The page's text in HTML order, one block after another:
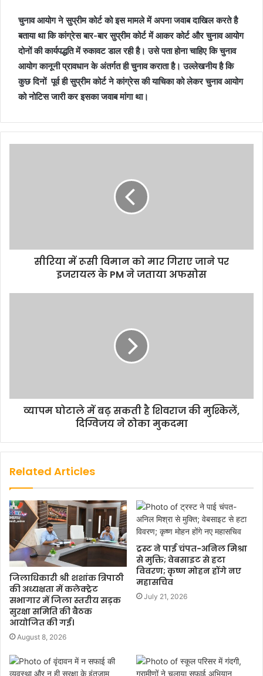
चुनाव आयोग ने सुप्रीम कोर्ट को इस मामले में अपना जवाब दाखिल करते है
बताया था कि कांग्रेस बार-बार सुप्रीम कोर्ट में आकर कोर्ट और चुनाव आयोग
दोनों की कार्यपद्धति में रुकावट डाल रही है। उसे पता होना चाहिए कि चुनाव
आयोग कानूनी प्रावधान के अंतर्गत ही चुनाव कराता है। उल्लेखनीय है कि
कुछ दिनों पूर्व ही सुप्रीम कोर्ट ने कांग्रेस की याचिका को लेकर चुनाव आयोग
को नोटिस जारी कर इसका जवाब मांगा था।
सीरिया में रूसी विमान को मार गिराए जाने पर
इजरायल के PM ने जताया अफसोस
व्यापम घोटाले में बढ़ सकती है शिवराज की मुश्किलें,
दिग्विजय ने ठोका मुकदमा
Related Articles
जिलाधिकारी श्री शशांक त्रिपाठी
की अध्यक्षता में कलेक्ट्रेट
सभागार में जिला स्तरीय सड़क
सुरक्षा समिति की बैठक
आयोजित की गई।
August 8, 2026
ट्रस्ट ने पाई चंपत-अनिल मिश्रा
से मुक्ति; वेबसाइट से हटा
विवरण; कृष्ण मोहन होंगे नए
महासचिव
July 21, 2026